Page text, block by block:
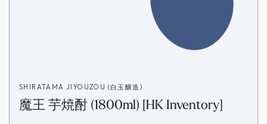
SHIRATAMA JIYOUZOU (白玉醸造)
魔王 芋焼酎 (1800ml) [HK Inventory]